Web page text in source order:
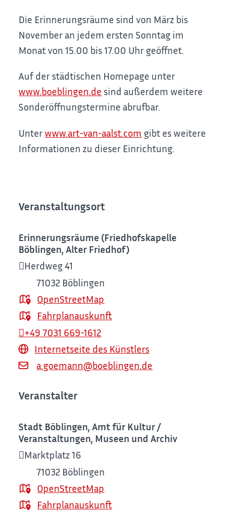
Die Erinnerungsräume sind von März bis
November an jedem ersten Sonntag im
Monat von 15.00 bis 17.00 Uhr geöffnet.
Auf der städtischen Homepage unter
www.boeblingen.de sind außerdem weitere
Sonderöffnungstermine abrufbar.
Unterwww.art-van-aalst.com gibt es weitere
Informationen zu dieser Einrichtung.
Veranstaltungsort
Erinnerungsräume (Friedhofskapelle
Böblingen, Alter Friedhof)
Herdweg 41
71032 Böblingen
OpenStreetMap
Fahrplanauskunft
Internetseite des Künstlers
a.goemann@boeblingen.de
+49 7031 669-1612
Veranstalter
Stadt Böblingen, Amt für Kultur /
Veranstaltungen, Museen und Archiv
Marktplatz 16
71032 Böblingen
OpenStreetMap
Fahrplanauskunft